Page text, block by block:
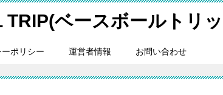
ベースボールトリ
ポリシー 運営者情報 お問い合わせ